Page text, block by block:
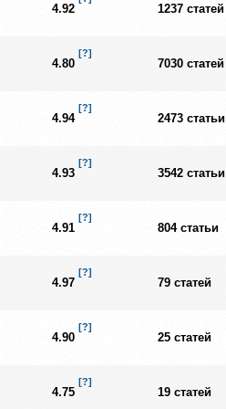
4.92 1237 статей
4.80
[?]
7030 статей
4.94
[?]
2473 статьи
4.93
[?]
3542 статьи
4.91
[?]
804 статьи
4.97
[?]
79 статей
4.90
[?]
25 статей
4.75
[?]
19 статей